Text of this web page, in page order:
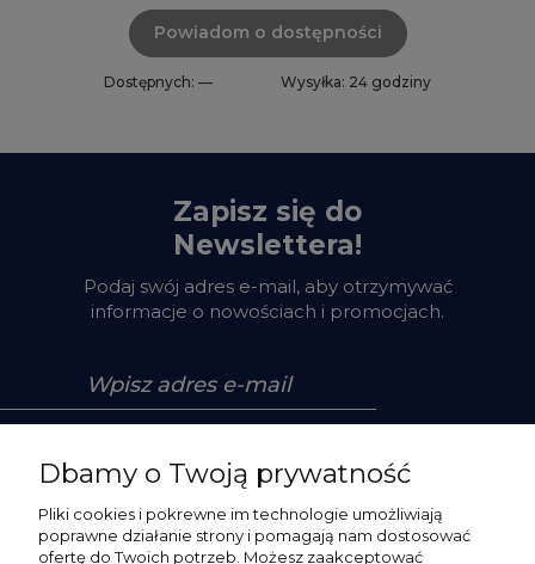
Powiadom o dostępności
Dostępnych: — Wysyłka: 24 godziny
Zapisz się do
Newslettera!
Podaj swój adres e-mail, aby otrzymywać
informacje o nowościach i promocjach.
Dbamy o Twoją prywatność
Pliki cookies i pokrewne im technologie umożliwiają
poprawne działanie strony i pomagają nam dostosować
ofertę do Twoich potrzeb. Możesz zaakceptować